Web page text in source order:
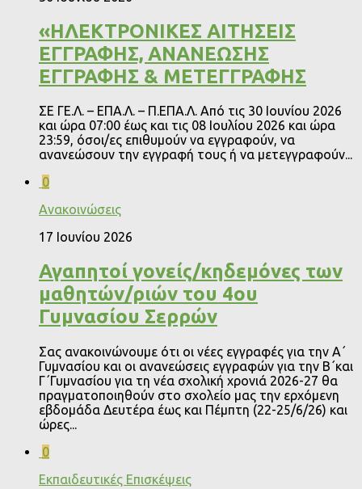
«ΗΛΕΚΤΡΟΝΙΚΕΣ ΑΙΤΗΣΕΙΣ
ΕΓΓΡΑΦΗΣ, ΑΝΑΝΕΩΣΗΣ
ΕΓΓΡΑΦΗΣ & ΜΕΤΕΓΓΡΑΦΗΣ
ΣΕ ΓΕ.Λ. – ΕΠΑ.Λ. – Π.ΕΠΑ.Λ. Από τις 30 Ιουνίου 2026
και ώρα 07:00 έως και τις 08 Ιουλίου 2026 και ώρα
23:59, όσοι/ες επιθυμούν να εγγραφούν, να
ανανεώσουν την εγγραφή τους ή να μετεγγραφούν...
0
Ανακοινώσεις
17 Ιουνίου 2026
Αγαπητοί γονείς/κηδεμόνες των
μαθητών/ριών του 4ου
Γυμνασίου Σερρών
Σας ανακοινώνουμε ότι οι νέες εγγραφές για την Α΄
Γυμνασίου και οι ανανεώσεις εγγραφών για την Β΄και
Γ΄Γυμνασίου για τη νέα σχολική χρονιά 2026-27 θα
πραγματοποιηθούν στο σχολείο μας την ερχόμενη
εβδομάδα Δευτέρα έως και Πέμπτη (22-25/6/26) και
ώρες...
0
Εκπαιδευτικές Επισκέψεις